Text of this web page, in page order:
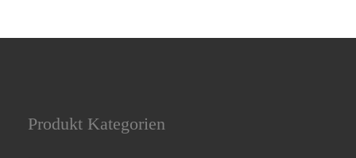
Produkt Kategorien